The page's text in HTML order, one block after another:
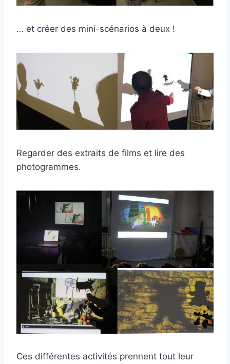
… et créer des mini-scénarios à deux !
Regarder des extraits de films et lire des
photogrammes.
Ces différentes activités prennent tout leur